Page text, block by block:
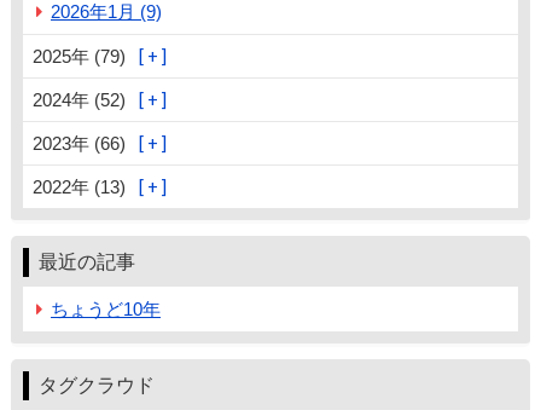
2026年1月 (9)
2025年 (79)
2024年 (52)
2023年 (66)
2022年 (13)
最近の記事
ちょうど10年
タグクラウド